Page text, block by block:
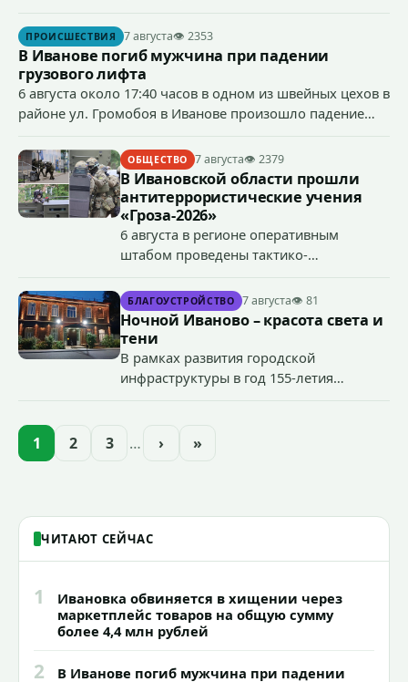
сумму более 4,4 млн рублей через маркетплейс.
ПРОИСШЕСТВИЯ 7 августа👁 2353
В Иванове погиб мужчина при падении
грузового лифта
6 августа около 17:40 часов в одном из швейных цехов в
районе ул. Громобоя в Иванове произошло падение
ОБЩЕСТВО 7 августа👁 2379
В Ивановской области прошли
антитеррористические учения
«Гроза-2026»
6 августа в регионе оперативным
штабом проведены тактико-
террористического акта на объекте
органов государственной власти.
«Гроза-2026».
БЛАГОУСТРОЙСТВО 7 августа👁 81
Ночной Иваново – красота света и
тени
В рамках развития городской
инфраструктуры в год 155-летия
проекта подсветки исторических
1 2 3 … › »
ЧИТАЮТ СЕЙЧАС
1
Ивановка обвиняется в хищении через
маркетплейс товаров на общую сумму
более 4,4 млн рублей
2
В Иванове погиб мужчина при падении